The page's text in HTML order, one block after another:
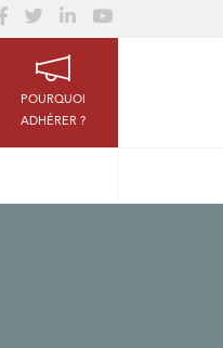
POURQUOI
ADHÉRER ?